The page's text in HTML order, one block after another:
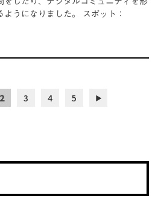
うになりました。 スポット：
2 3 4 5 ▶︎